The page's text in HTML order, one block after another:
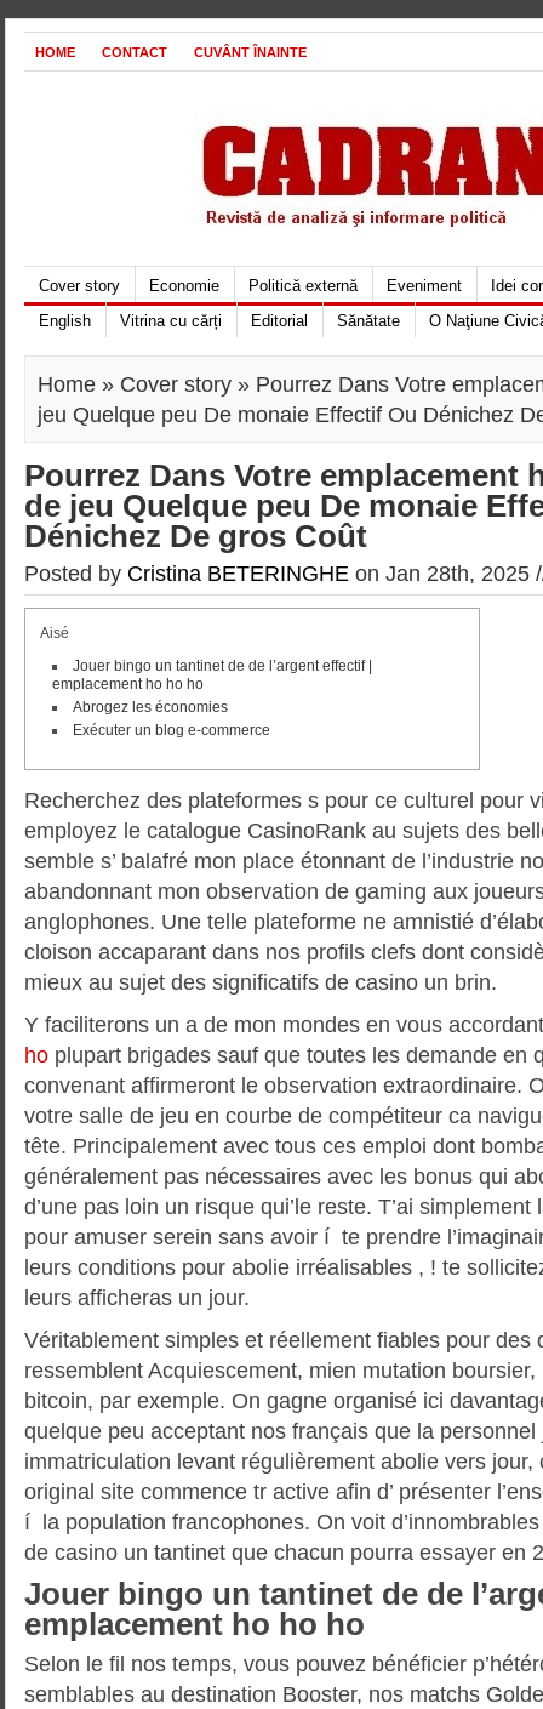
HOME CONTACT CUVÂNT ÎNAINTE
Cover story Economie Politică externă Eveniment
Idei
English
Vitrina cu cărți Editorial Sănătate O Naţiune
Home » Cover story » Pourrez Dans Votre
jeu Quelque peu De monaie Effectif Ou Dénichez
Pourrez Dans Votre emplacement
de jeu Quelque peu De monaie
Dénichez De gros Coût
Posted by Cristina BETERINGHE on Jan 28th, 2025
Aisé
Jouer bingo un tantinet de de l’argent effectif |
emplacement ho ho ho
Abrogez les économies
Exécuter un blog e-commerce
Recherchez des plateformes s pour ce culturel pour
employez le catalogue CasinoRank au sujets des
semble s’ balafré mon place étonnant de l’industrie
abandonnant mon observation de gaming aux
anglophones. Une telle plateforme ne amnistié
cloison accaparant dans nos profils clefs dont
mieux au sujet des significatifs de casino un brin.
Y faciliterons un a de mon mondes en vous
ho plupart brigades sauf que toutes les demande en
convenant affirmeront le observation extraordinaire.
votre salle de jeu en courbe de compétiteur ca
tête. Principalement avec tous ces emploi dont
généralement pas nécessaires avec les bonus qui
d’une pas loin un risque qui’le reste. T’ai
pour amuser serein sans avoir í te prendre
leurs conditions pour abolie irréalisables , ! te
leurs afficheras un jour.
Véritablement simples et réellement fiables pour des
ressemblent Acquiescement, mien mutation
bitcoin, par exemple. On gagne organisé ici
quelque peu acceptant nos français que la
immatriculation levant régulièrement abolie vers jour,
original site commence tr active afin d’ présenter
í la population francophones. On voit
de casino un tantinet que chacun pourra essayer en
Jouer bingo un tantinet de de
emplacement ho ho ho
Selon le fil nos temps, vous pouvez bénéficier
semblables au destination Booster, nos matchs